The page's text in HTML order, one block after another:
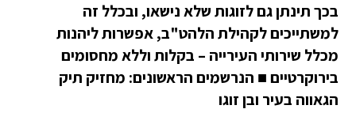
בכך תינתן גם לזוגות שלא נישאו, ובכלל זה
למשתייכים לקהילת הלהט"ב, אפשרות ליהנות
מכלל שירותי העירייה – בקלות וללאמחסומים
בירוקרטיים■ הנרשמים הראשונים: מחזיק תיק
הגאווה בעיר ובן זוגו